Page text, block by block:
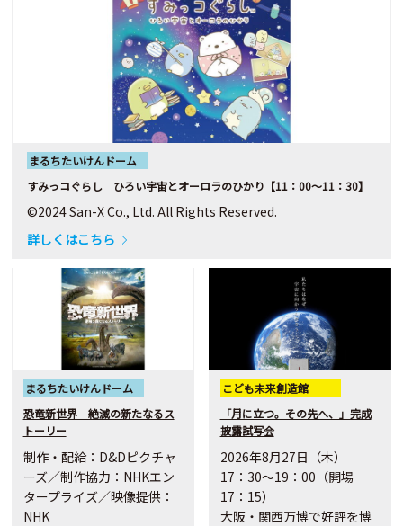
まるちたいけんドーム
すみっコぐらし ひろい宇宙とオーロラのひかり【11：00～11：30】
©2024 San-X Co., Ltd. All Rights Reserved.
詳しくはこちら
まるちたいけんドーム
恐竜新世界 絶滅の新たなるス
トーリー
制作・配給：D&Dピクチャ
ーズ／制作協力：NHKエン
タープライズ／映像提供：
NHK
こども未来創造館
「月に立つ。その先へ、」完成
披露試写会
2026年8月27日（木）
17：30～19：00（開場
17：15）
大阪・関西万博で好評を博